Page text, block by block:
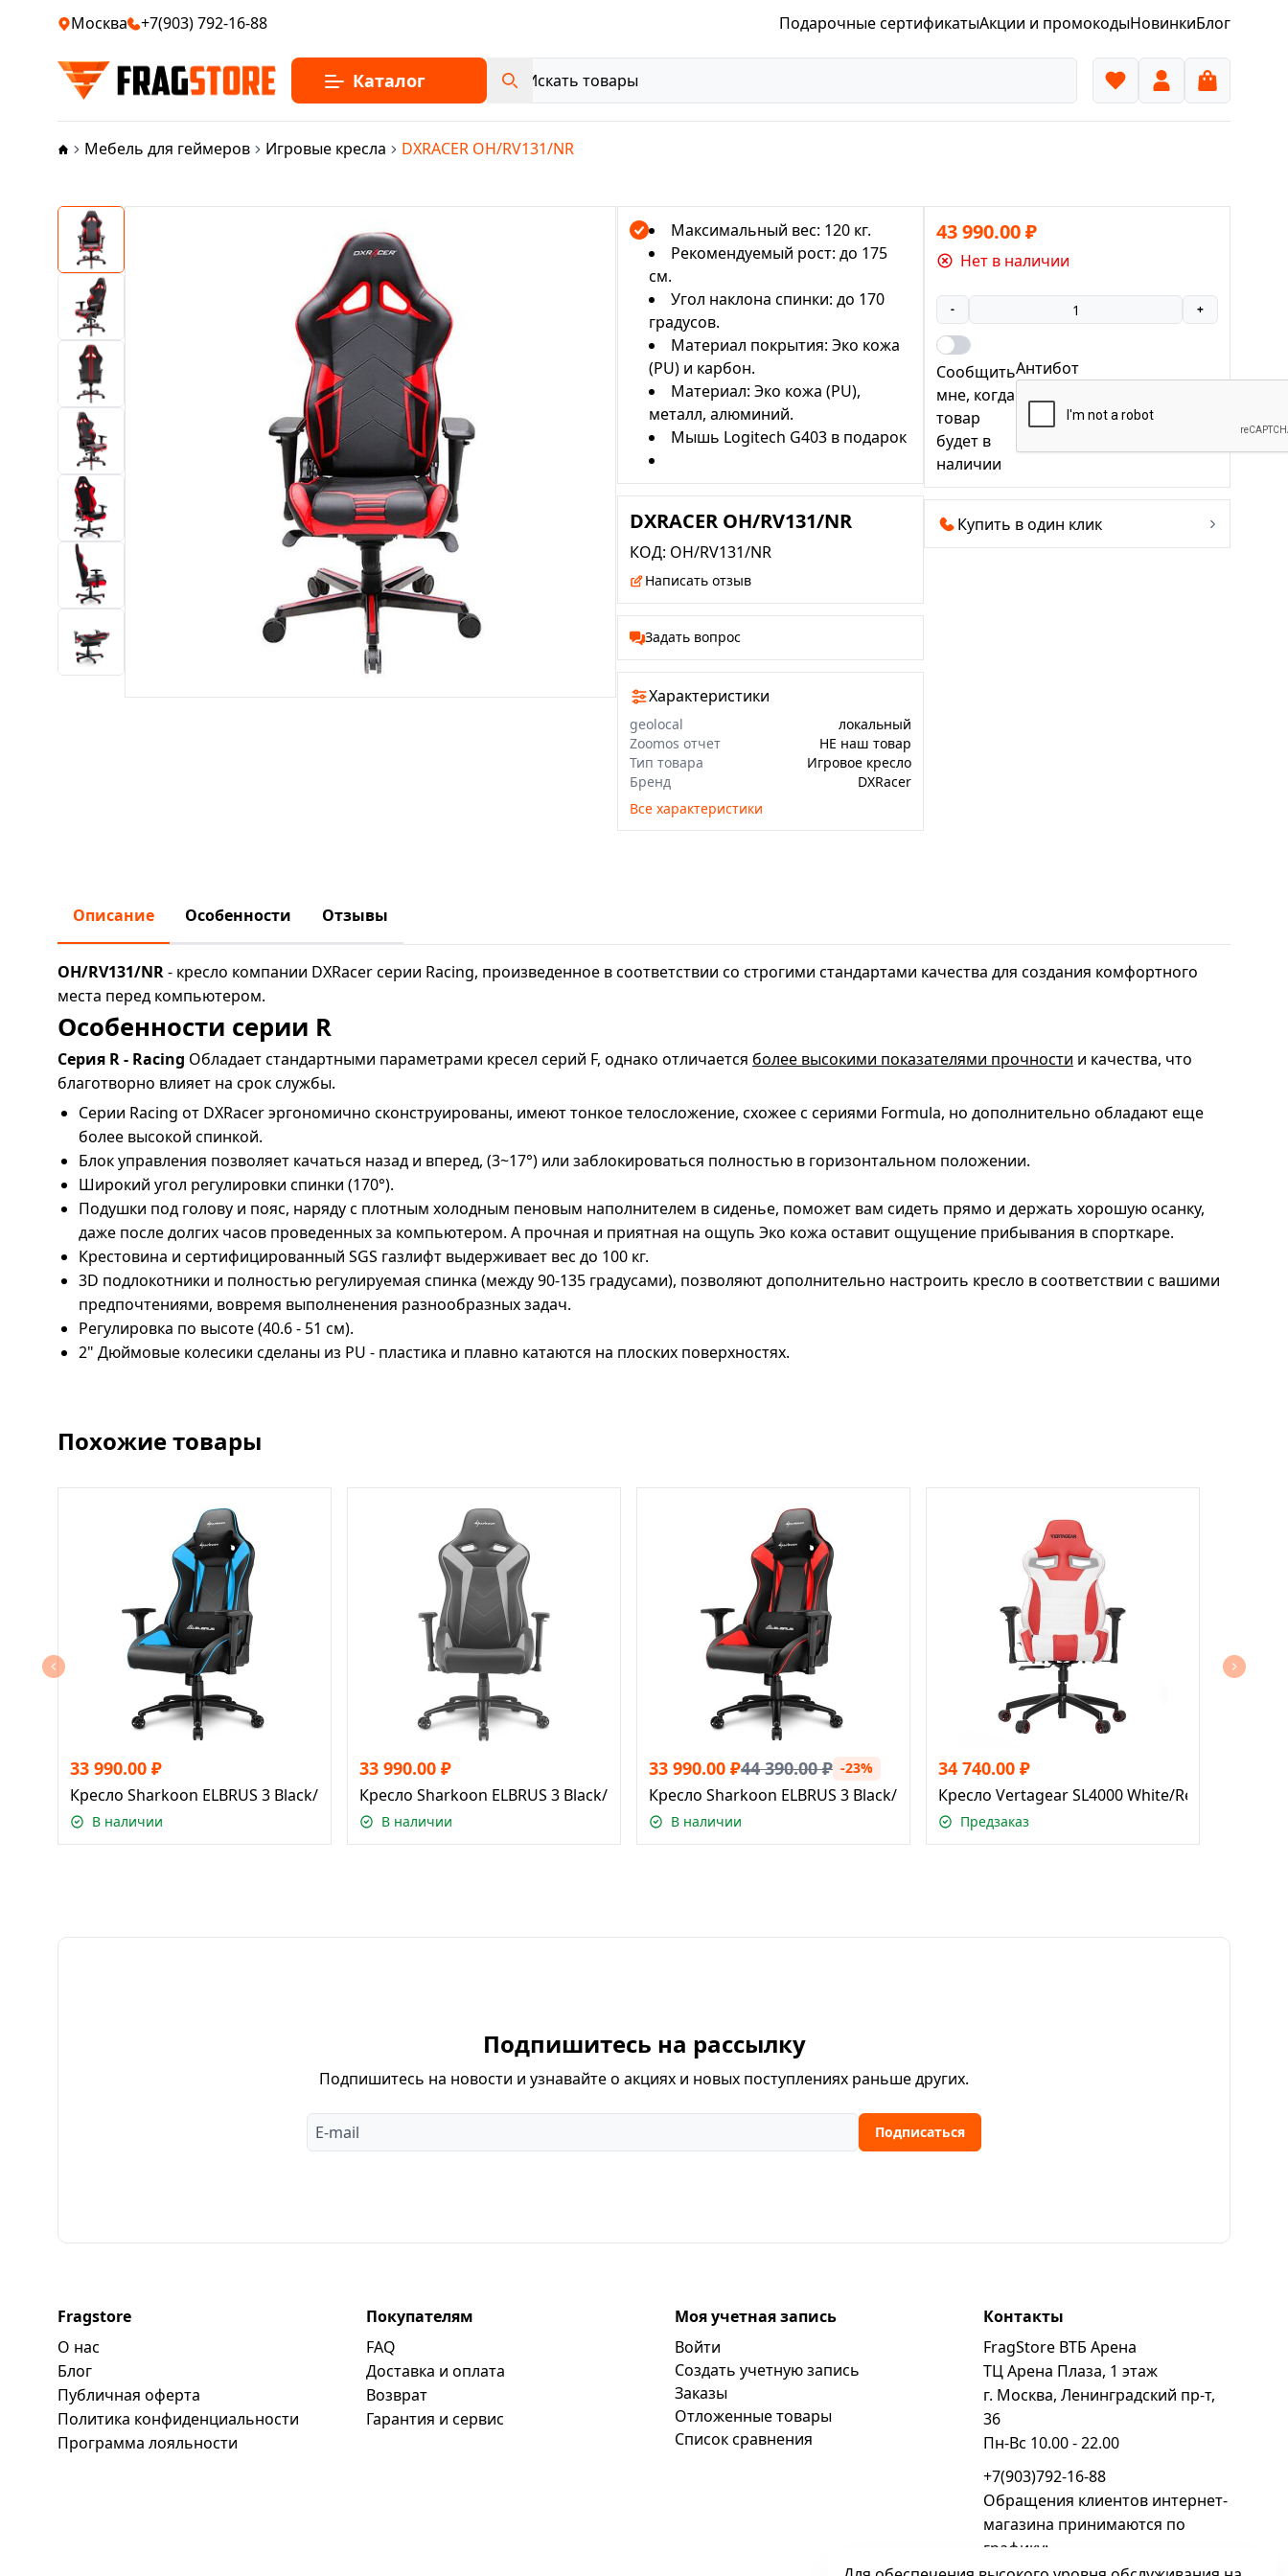
Москва +7(903) 792-16-88 Подарочные сертификатыАкции и промокодыНовинкиБлог
Каталог
Мебель для геймеров Игровые кресла DXRACER OH/RV131/NR
Максимальный вес: 120 кг.
Рекомендуемый рост: до 175
см.
Угол наклона спинки: до 170
градусов.
Материал покрытия: Эко кожа
(PU) и карбон.
Материал: Эко кожа (PU),
металл, алюминий.
Мышь Logitech G403 в подарок
DXRACER OH/RV131/NR
КОД: OH/RV131/NR
Написать отзыв
Задать вопрос
Характеристики
geolocal
локальный
Zoomos отчет
НЕ наш товар
Тип товара
Игровое кресло
Бренд
DXRacer
Все характеристики
43 990.00₽
Нет в наличии
- +
Сообщить
мне, когда
товар
будет в
наличии
Антибот
Купить в один клик
Описание Особенности Отзывы
OH/RV131/NR- кресло компании DXRacer серии Racing, произведенное в соответствии со строгими стандартами качества для создания комфортного
места перед компьютером.
Особенности серии R
Серия R - Racing Обладает стандартными параметрами кресел серий F, однако отличается более высокими показателями прочности и качества, что
благотворно влияет на срок службы.
Серии Racing от DXRacer эргономично сконструированы, имеют тонкое телосложение, схожее с сериями Formula, но дополнительно обладают еще
более высокой спинкой.
Блок управления позволяет качаться назад и вперед, (3~17°) или заблокироваться полностью в горизонтальном положении.
Широкий угол регулировки спинки (170°).
Подушки под голову и пояс, наряду с плотным холодным пеновым наполнителем в сиденье, поможет вам сидеть прямо и держать хорошую осанку,
даже после долгих часов проведенных за компьютером. А прочная и приятная на ощупь Эко кожа оставит ощущение прибывания в спорткаре.
Крестовина и сертифицированный SGS газлифт выдерживает вес до 100 кг.
3D подлокотники и полностью регулируемая спинка (между 90-135 градусами), позволяют дополнительно настроить кресло в соответствии с вашими
предпочтениями, вовремя выполненения разнообразных задач.
Регулировка по высоте (40.6 - 51 см).
2" Дюймовые колесики сделаны из PU - пластика и плавно катаются на плоских поверхностях.
Похожие товары
33 990.00 ₽
Кресло Sharkoon ELBRUS 3 Black/Blue
В наличии
33 990.00 ₽
Кресло Sharkoon ELBRUS 3 Black/Grey
В наличии
33 990.00 ₽44 390.00₽ -23%
Кресло Sharkoon ELBRUS 3 Black/Red
В наличии
34 740.00 ₽
Кресло Vertagear SL4000 White/Red
Предзаказ
Подпишитесь на рассылку
Подпишитесь на новости и узнавайте о акциях и новых поступлениях раньше других.
Подписаться
Fragstore
О нас
Блог
Публичная оферта
Политика конфиденциальности
Программa лояльности
Покупателям
FAQ
Доставка и оплата
Возврат
Гарантия и сервис
Моя учетная запись
Войти
Создать учетную запись
Заказы
Отложенные товары
Список сравнения
Контакты
FragStore ВТБ Арена
ТЦ Арена Плаза, 1 этаж
г. Москва, Ленинградский пр-т,
36
Пн-Вс 10.00 - 22.00
+7(903)792-16-88
Обращения клиентов интернет-
магазина принимаются по
графику: